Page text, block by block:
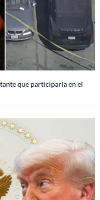
que participaría en el